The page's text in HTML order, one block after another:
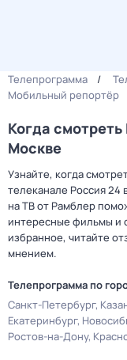
Телепрограмма
Мобильный репортёр
Когда
Москве
Узнайте, когда
телеканале Россия
на ТВ от Рамблер
интересные фильмы и
избранное, читайте
мнением.
Телепрограмма по
Санкт-Петербург
Екатеринбург
Ростов-на-Дону